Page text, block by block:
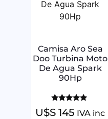
Camisa Aro Sea
Doo Turbina Moto
De Agua Spark
90Hp
Valorado
con
U$S 145 IVA inc